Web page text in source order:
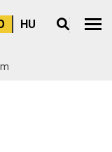
HU Meniu